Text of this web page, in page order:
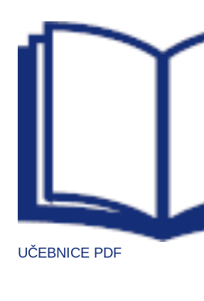
UČEBNICE PDF